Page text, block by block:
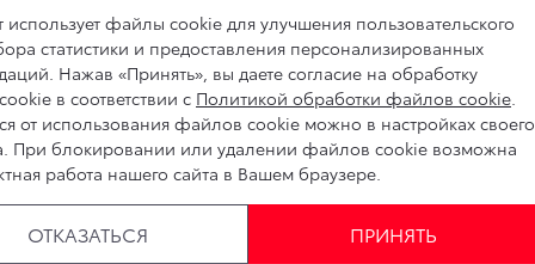
Если существует вероятность отклонений
соответствующие необходимые работы.
ответственности компании TOYOTA и
использует файлы cookie для улучшения пользовательского
статистики и предоставления персонализированных
Нажав «Принять», вы даете согласие на обработку
в соответствии с Политикой обработки файлов cookie.
от использования файлов cookie можно в настройках своего
При блокировании или удалении файлов cookie возможна
работа нашего сайта в Вашем браузере.
ОТКАЗАТЬСЯ ПРИНЯТЬ